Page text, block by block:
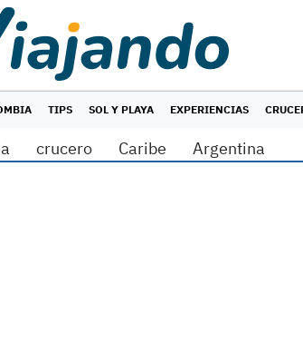
TIPS SOL Y PLAYA EXPERIENCIAS
crucero Caribe Argentina